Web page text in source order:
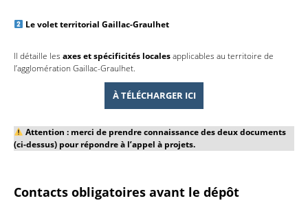
Le volet territorial Gaillac-Graulhet
Il détaille les axes et spécificités localesapplicables au territoire de
l’agglomération Gaillac-Graulhet.
À TÉLÉCHARGER ICI
Attention : merci de prendre connaissance des deux documents
(ci-dessus) pour répondre à l’appel à projets.
Contacts obligatoires avant le dépôt